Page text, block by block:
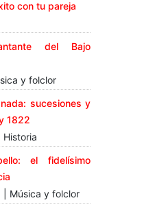
con tu pareja
del Bajo
y folclor
sucesiones y
1822
Historia
el fidelísimo
| Música y folclor